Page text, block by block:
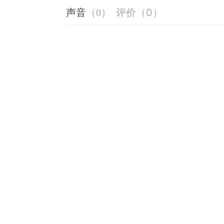
声音 （0） 评价 （0 ）